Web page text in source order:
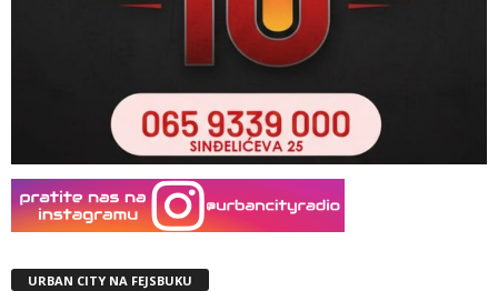
URBAN CITY NA FEJSBUKU